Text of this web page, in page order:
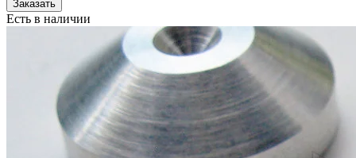
Заказать
Есть в наличии